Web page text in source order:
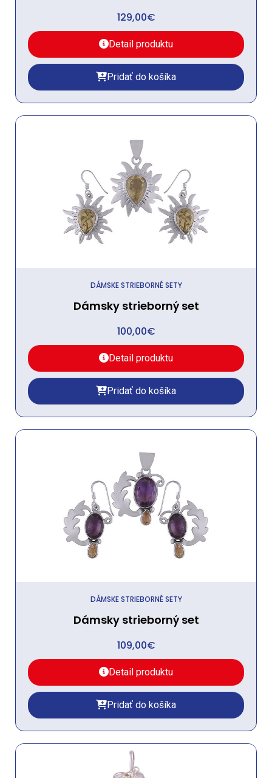
129,00€
Detail produktu
Pridať do košíka
DÁMSKE STRIEBORNÉ SETY
Dámsky strieborný set
100,00€
Detail produktu
Pridať do košíka
DÁMSKE STRIEBORNÉ SETY
Dámsky strieborný set
109,00€
Detail produktu
Pridať do košíka